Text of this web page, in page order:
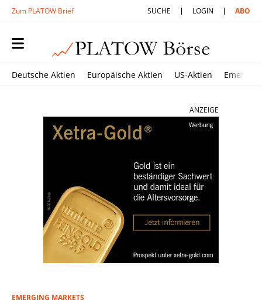
Zum PLATOW Brief SUCHE LOGIN ABO
Deutsche Aktien Europäische Aktien US-Aktien
ANZEIGE
EMERGING MARKETS